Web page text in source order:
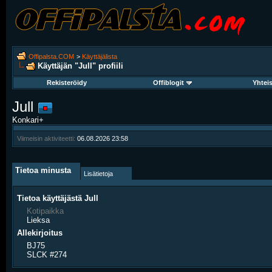
Offipalsta.COM > Käyttäjälista
Käyttäjän "Jull" profiili
Rekisteröidy Offiblogit
Jull
Konkari+
Viimeisin aktiviteetti: 06.08.2026 23:58
Tietoa minusta Lisätietoja
Tietoa käyttäjästä Jull
Kotipaikka
Lieksa
Allekirjoitus
BJ75
SLCK #274